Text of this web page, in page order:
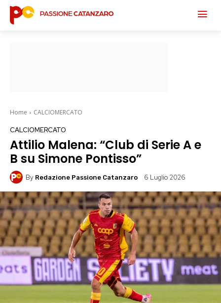
Home CALCIOMERCATO
CALCIOMERCATO
Attilio Malena: “Club di Serie A e
B su Simone Pontisso”
By Redazione Passione Catanzaro 6 Luglio 2026